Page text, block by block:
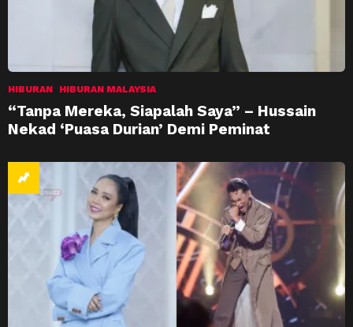
HIBURAN HIBURAN MALAYSIA
“Tanpa Mereka, Siapalah Saya” – Hussain
Nekad ‘Puasa Durian’ Demi Peminat